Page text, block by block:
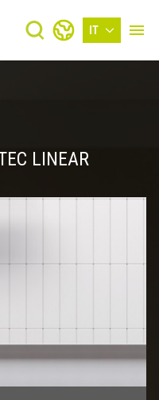
IT
LINEAR